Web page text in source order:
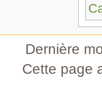
Dernière
Cette page